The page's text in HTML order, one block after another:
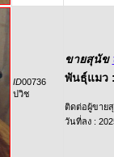
ID00736
ปวิช
ขายสุนัข
พันธุ์แมว
ติดต่อผู้ขาย
วันที่ลง :